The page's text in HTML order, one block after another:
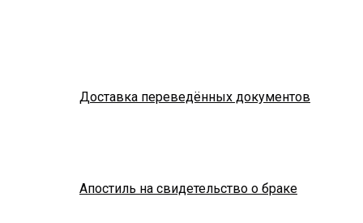
Доставка переведённых документов
Апостиль на свидетельство о браке